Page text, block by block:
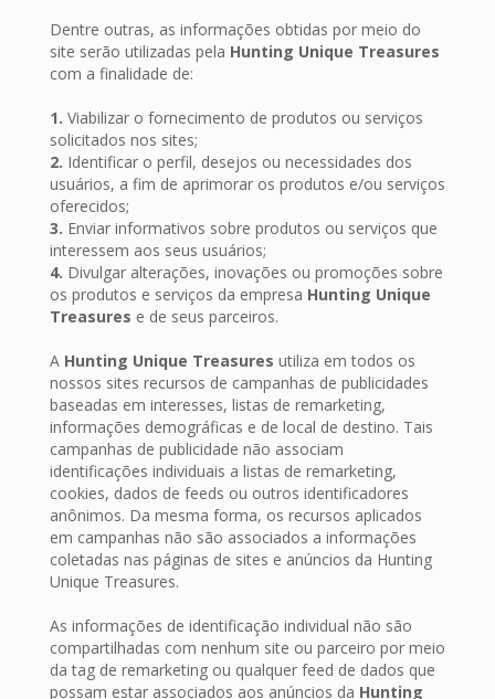
Dentre outras, as informações obtidas por meio do
site serão utilizadas pela Hunting Unique Treasures
com a finalidade de:
1. Viabilizar o fornecimento de produtos ou serviços
solicitados nos sites;
2. Identificar o perfil, desejos ou necessidades dos
usuários, a fim de aprimorar os produtos e/ou serviços
oferecidos;
3. Enviar informativos sobre produtos ou serviços que
interessem aos seus usuários;
4. Divulgar alterações, inovações ou promoções sobre
os produtos e serviços da empresa Hunting Unique
Treasures e de seus parceiros.
A Hunting Unique Treasures utiliza em todos os
nossos sites recursos de campanhas de publicidades
baseadas em interesses, listas de remarketing,
informações demográficas e de local de destino. Tais
campanhas de publicidade não associam
identificações individuais a listas de remarketing,
cookies, dados de feeds ou outros identificadores
anônimos. Da mesma forma, os recursos aplicados
em campanhas não são associados a informações
coletadas nas páginas de sites e anúncios da Hunting
Unique Treasures.
As informações de identificação individual não são
compartilhadas com nenhum site ou parceiro por meio
da tag de remarketing ou qualquer feed de dados que
possam estar associados aos anúncios da Hunting